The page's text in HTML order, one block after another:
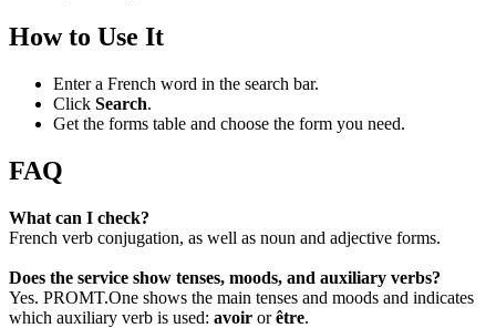
How to Use It
Enter a French word in the search bar.
Click Search.
Get the forms table and choose the form you need.
FAQ
What can I check?
French verb conjugation, as well as noun and adjective forms.
Does the service show tenses, moods, and auxiliary verbs?
Yes. PROMT.One shows the main tenses and moods and indicates
which auxiliary verb is used: avoir orêtre.